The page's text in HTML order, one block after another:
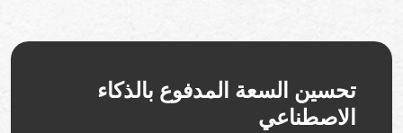
تحسين السعة المدفوع بالذكاء
الاصطناعي